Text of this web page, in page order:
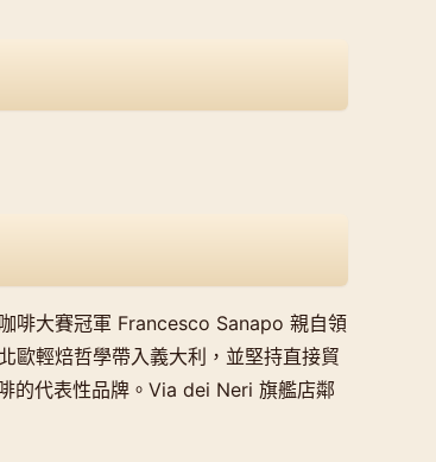
啡大賽冠軍 Francesco Sanapo 親自領
輕焙哲學帶入義大利，並堅持直接貿
的代表性品牌。Via dei Neri 旗艦店鄰